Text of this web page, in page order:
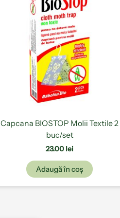
Capcana BIOSTOP Molii Textile 2
buc/set
23.00 lei
Adaugă în coș